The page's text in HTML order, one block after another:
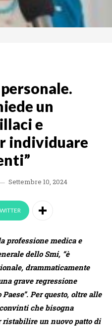
un
e
individuare
Settembre 10, 2024
professione medica e
dello Smi, “è
drammaticamente
grave regressione
Per questo, oltre alle
che bisogna
un nuovo patto di